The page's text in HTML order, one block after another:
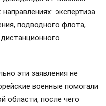
экспертиза
подводного флота,
эти заявления не
военные помогали
области, после чего